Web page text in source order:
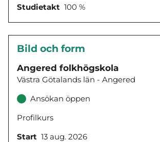
Studietakt 100 %
Bild och form
Angered folkhögskola
Västra Götalands län - Angered
Ansökan öppen
Profilkurs
Start 13 aug. 2026